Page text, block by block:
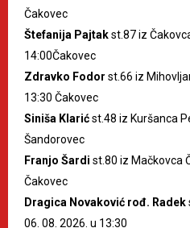
Čakovec
Štefanija Pajtakst.87 iz
14:00Čakovec
Zdravko Fodor st.66 iz
13:30 Čakovec
Siniša Klarićst.48 iz Kuršanca
Šandorovec
Franjo Šardi st.80 iz Mačkovca
Čakovec
Dragica Novaković rođ. Radek
06. 08. 2026. u 13:30